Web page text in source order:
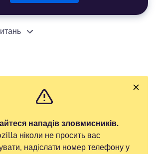
нападів зловмисників.
ніколи не просить вас
надіслати номер телефону у